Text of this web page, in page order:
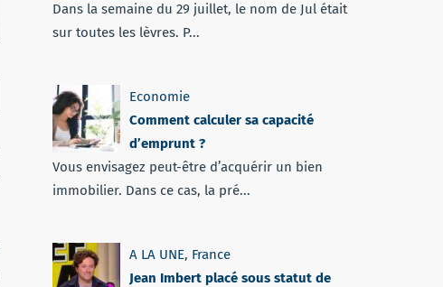
Dans la semaine du 29 juillet, le nom de Jul était
sur toutes les lèvres. P...
Economie
Comment calculer sa capacité
d’emprunt ?
Vous envisagez peut-être d’acquérir un bien
immobilier. Dans ce cas, la pré...
A LA UNE, France
Jean Imbert placé sous statut de